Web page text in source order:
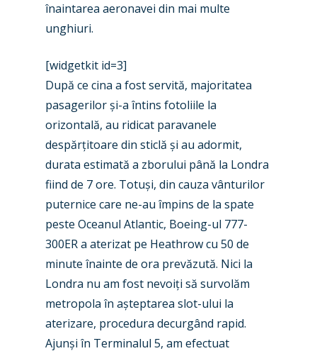
înaintarea aeronavei din mai multe
unghiuri.
[widgetkit id=3]
După ce cina a fost servită, majoritatea
pasagerilor și-a întins fotoliile la
orizontală, au ridicat paravanele
despărțitoare din sticlă și au adormit,
durata estimată a zborului până la Londra
fiind de 7 ore. Totuși, din cauza vânturilor
puternice care ne-au împins de la spate
peste Oceanul Atlantic, Boeing-ul 777-
300ER a aterizat pe Heathrow cu 50 de
minute înainte de ora prevăzută. Nici la
Londra nu am fost nevoiți să survolăm
metropola în așteptarea slot-ului la
aterizare, procedura decurgând rapid.
Ajunși în Terminalul 5, am efectuat